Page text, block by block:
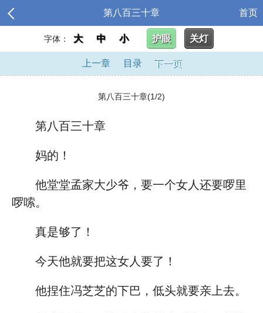
第八百三十章 首页
字体： 大 中 小 护眼 关灯
上一章 目录 下一页
第八百三十章(1/2)
第八百三十章
妈的！
他堂堂孟家大少爷，要一个女人还要啰里
啰嗦。
真是够了！
今天他就要把这女人要了！
他捏住冯芝芝的下巴，低头就要亲上去。